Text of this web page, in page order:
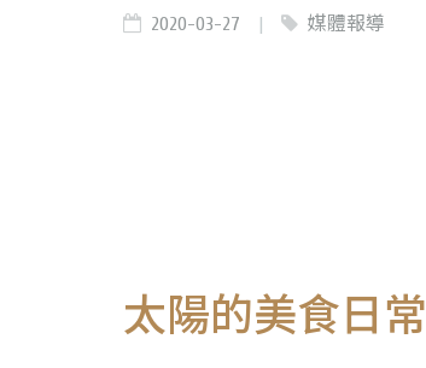
2020-03-27 媒體報導
太陽的美食日常